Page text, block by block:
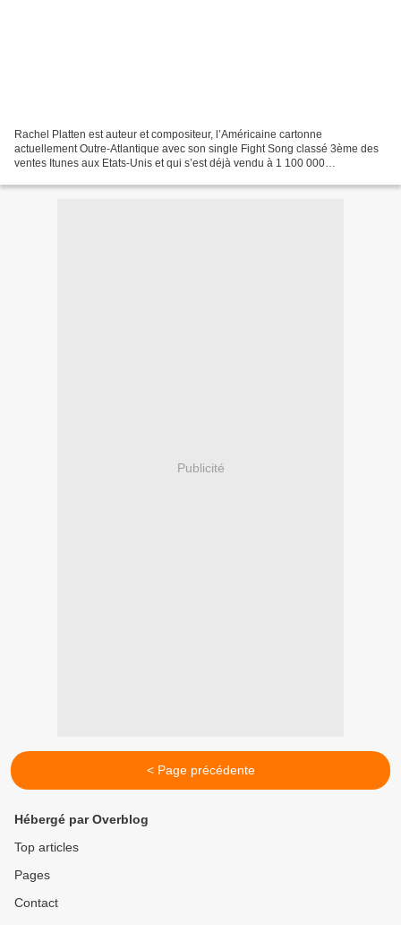
Rachel Platten est auteur et compositeur, l’Américaine cartonne
actuellement Outre-Atlantique avec son single Fight Song classé 3ème des
ventes Itunes aux Etats-Unis et qui s’est déjà vendu à 1 100 000
Publicité
< Page précédente
Hébergé par Overblog
Top articles
Pages
Contact